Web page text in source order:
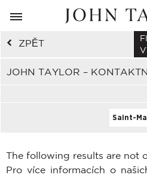
ZPĚT
JOHN TAYLOR –
Saint-
The following results are not
Pro více informacích o